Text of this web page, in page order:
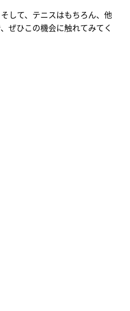
して、テニスはもちろん、他
ぜひこの機会に触れてみてく